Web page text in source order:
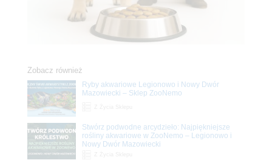
Zobacz również
Ryby akwariowe Legionowo i Nowy Dwór
Mazowiecki – Sklep ZooNemo
Stwórz podwodne arcydzieło: Najpiękniejsze
rośliny akwariowe w ZooNemo – Legionowo i
Nowy Dwór Mazowiecki